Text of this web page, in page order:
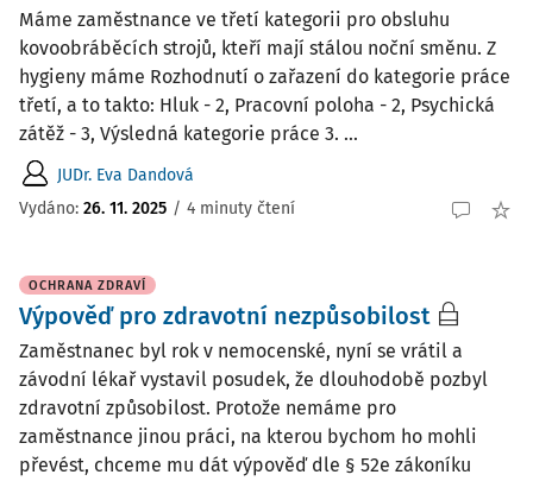
Máme zaměstnance ve třetí kategorii pro obsluhu
kovoobráběcích strojů, kteří mají stálou noční směnu. Z
hygieny máme Rozhodnutí o zařazení do kategorie práce
třetí, a to takto: Hluk - 2, Pracovní poloha - 2, Psychická
zátěž - 3, Výsledná kategorie práce 3. ...
JUDr. Eva Dandová
Vydáno: 26. 11. 2025 / 4 minuty čtení
OCHRANA ZDRAVÍ
Výpověď pro zdravotní nezpůsobilost
Zaměstnanec byl rok v nemocenské, nyní se vrátil a
závodní lékař vystavil posudek, že dlouhodobě pozbyl
zdravotní způsobilost. Protože nemáme pro
zaměstnance jinou práci, na kterou bychom ho mohli
převést, chceme mu dát výpověď dle § 52e zákoníku